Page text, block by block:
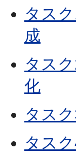
タス
成
タス
化
タス
タス